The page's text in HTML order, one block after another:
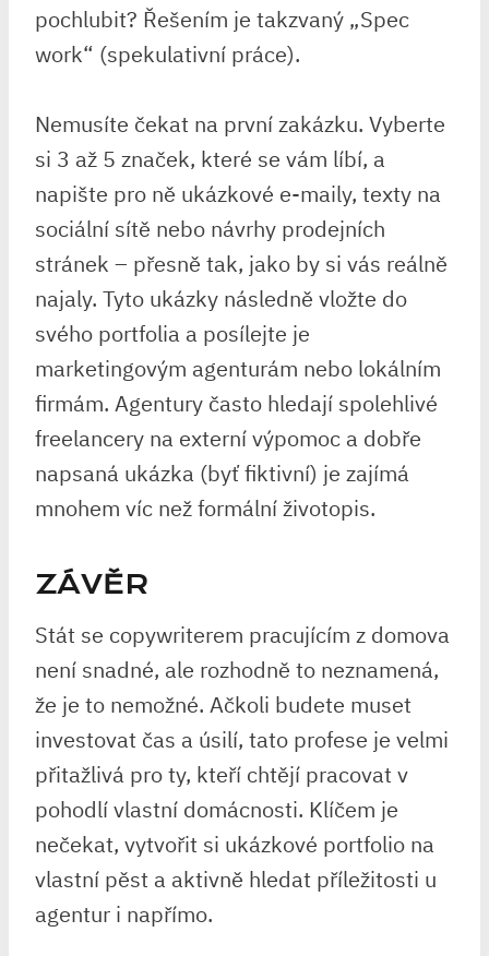
pochlubit? Řešením je takzvaný „Spec
work“ (spekulativní práce).
Nemusíte čekat na první zakázku. Vyberte
si 3 až 5 značek, které se vám líbí, a
napište pro ně ukázkové e-maily, texty na
sociální sítě nebo návrhy prodejních
stránek – přesně tak, jako by si vás reálně
najaly. Tyto ukázky následně vložte do
svého portfolia a posílejte je
marketingovým agenturám nebo lokálním
firmám. Agentury často hledají spolehlivé
freelancery na externí výpomoc a dobře
napsaná ukázka (byť fiktivní) je zajímá
mnohem víc než formální životopis.
ZÁVĚR
Stát se copywriterem pracujícím z domova
není snadné, ale rozhodně to neznamená,
že je to nemožné. Ačkoli budete muset
investovat čas a úsilí, tato profese je velmi
přitažlivá pro ty, kteří chtějí pracovat v
pohodlí vlastní domácnosti. Klíčem je
nečekat, vytvořit si ukázkové portfolio na
vlastní pěst a aktivně hledat příležitosti u
agentur i napřímo.